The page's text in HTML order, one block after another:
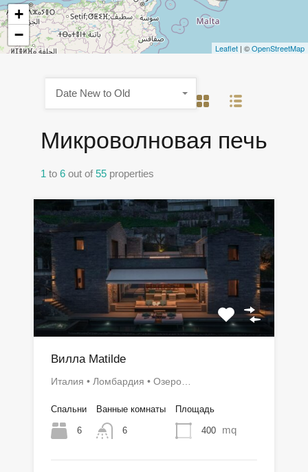
+
−
Leaflet | ©OpenStreetMap
Микроволновая печь
1 to 6 out of 55 properties
Date New to Old
Вилла Matilde
Италия • Ломбардия • Озеро…
Спальни
6
Ванные комнаты
6
Площадь
400 mq